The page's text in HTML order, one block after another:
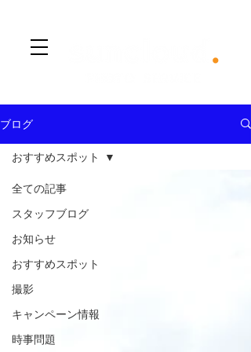
ブログ
全ての記事
スタッフブログ
お知らせ
おすすめスポット
撮影
キャンペーン情報
時事問題
おすすめスポット